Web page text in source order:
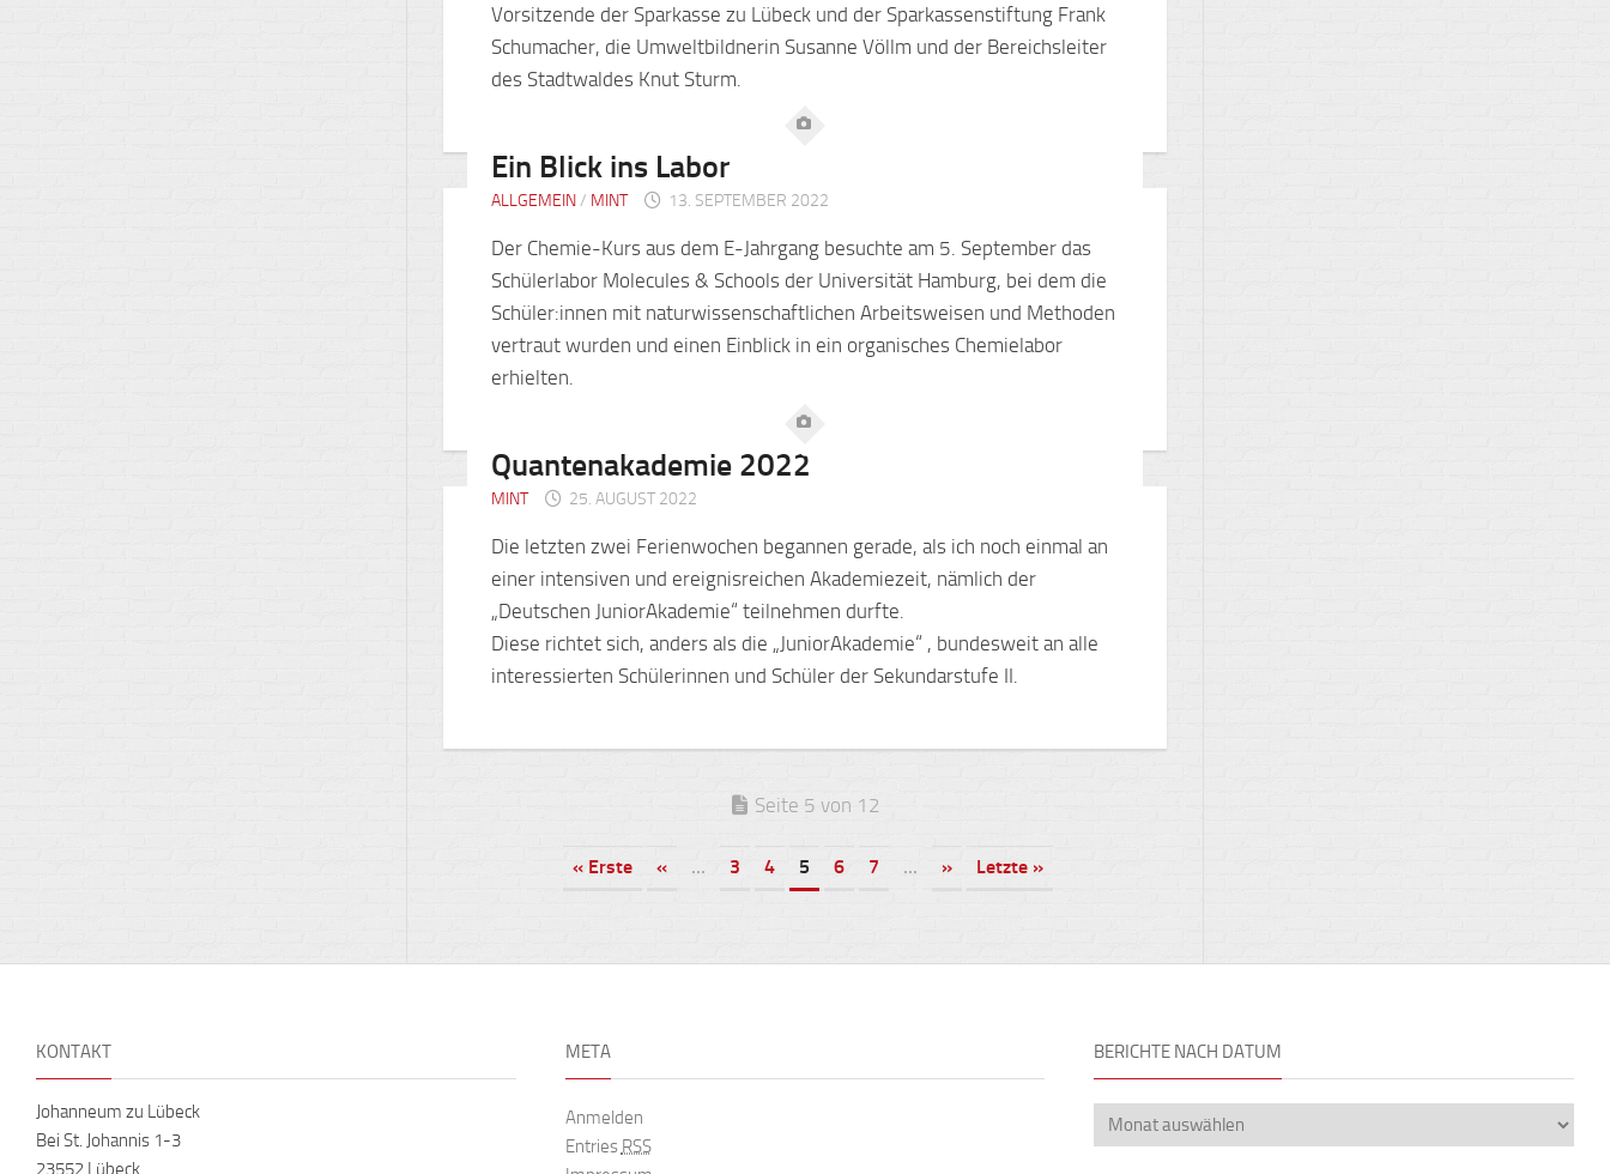
Vorsitzende der Sparkasse zu Lübeck und der Sparkassenstiftung Frank
Schumacher, die Umweltbildnerin Susanne Völlm und der Bereichsleiter
des Stadtwaldes Knut Sturm.
Ein Blick ins Labor
ALLGEMEIN/ MINT 13. SEPTEMBER 2022
Der Chemie-Kurs aus dem E-Jahrgang besuchte am 5. September das
Schülerlabor Molecules & Schools der Universität Hamburg, bei dem die
Schüler:innen mit naturwissenschaftlichen Arbeitsweisen und Methoden
vertraut wurden und einen Einblick in ein organisches Chemielabor
erhielten.
Quantenakademie 2022
MINT 25. AUGUST 2022
Die letzten zwei Ferienwochen begannen gerade, als ich noch einmal an
einer intensiven und ereignisreichen Akademiezeit, nämlich der
„Deutschen JuniorAkademie“ teilnehmen durfte.
Diese richtet sich, anders als die „JuniorAkademie“ , bundesweit an alle
interessierten Schülerinnen und Schüler der Sekundarstufe II.
Seite 5 von 12
« Erste « ... 3 4 5 6 7 ... » Letzte »
KONTAKT
Johanneum zu Lübeck
Bei St. Johannis 1-3
23552 Lübeck
META
Anmelden
Entries RSS
BERICHTE NACH DATUM